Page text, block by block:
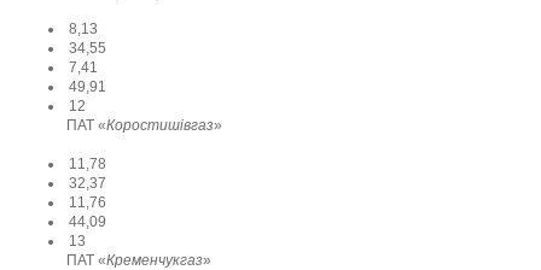
8,13
34,55
7,41
49,91
12
ПАТ «Коростишівгаз»
11,78
32,37
11,76
44,09
13
ПАТ «Кременчукгаз»